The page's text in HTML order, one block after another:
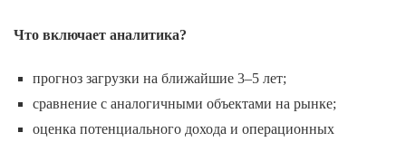
Что включает аналитика?
прогноз загрузки на ближайшие 3–5 лет;
сравнение с аналогичными объектами на рынке;
оценка потенциального дохода и операционных